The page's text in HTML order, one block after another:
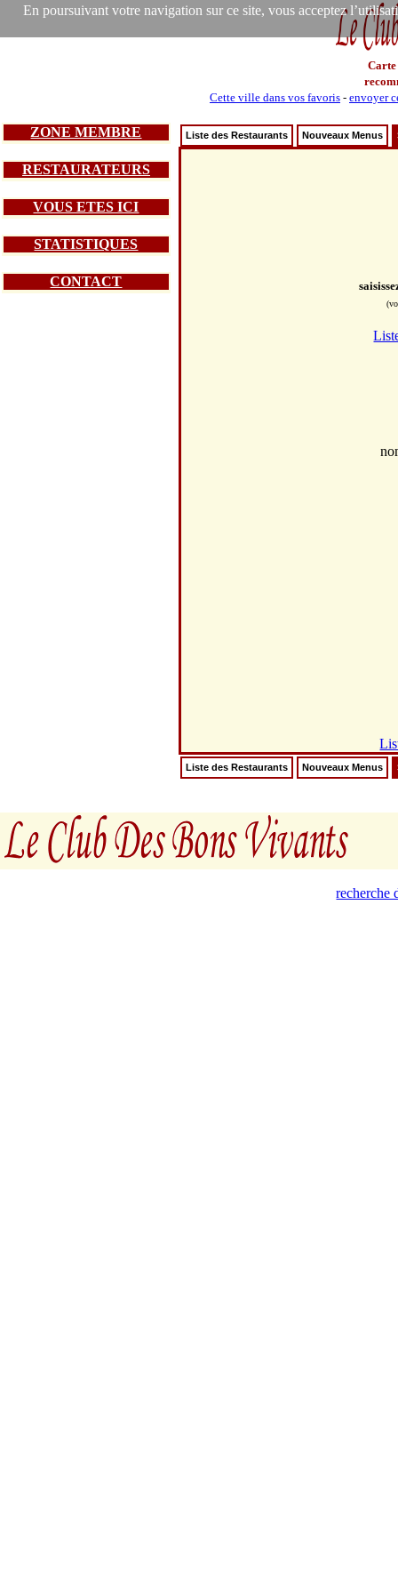
En poursuivant votre navigation sur ce site, vous acceptez
Carte
Cette ville dans vos favoris - envoyer
ZONE MEMBRE
RESTAURATEURS
VOUS ETES ICI
STATISTIQUES
CONTACT
Liste des Restaurants Nouveaux Menus
Liste des Restaurants Nouveaux Menus
recherche